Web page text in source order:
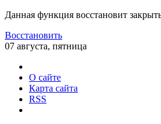
Данная функция восстановит
Восстановить
07 августа, пятница
О сайте
Карта сайта
RSS